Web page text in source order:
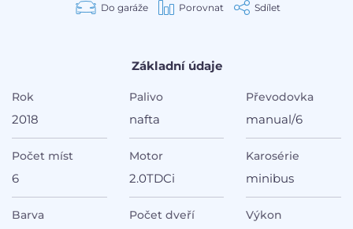
Do garáže Porovnat Sdílet
Základní údaje
Rok
2018
Palivo
nafta
Převodovka
manual/6
Počet míst
6
Motor
2.0TDCi
Karosérie
minibus
Barva Počet dveří Výkon